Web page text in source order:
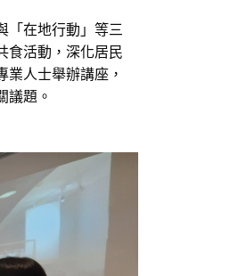
「在地行動」等三
食活動，深化居民
人士舉辦講座，
議題。